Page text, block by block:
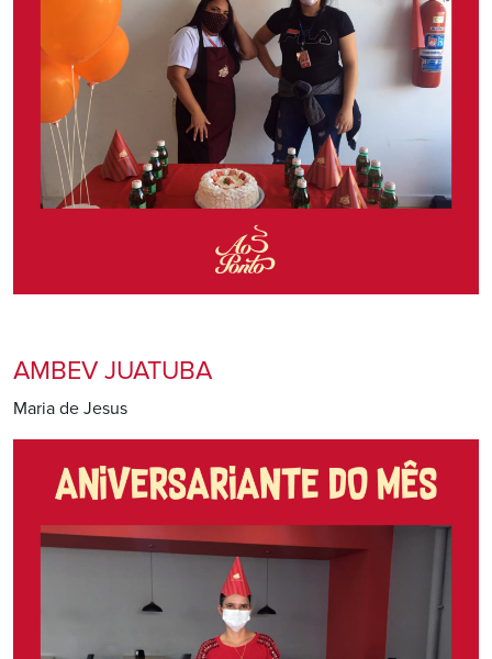
AMBEV JUATUBA
Maria de Jesus